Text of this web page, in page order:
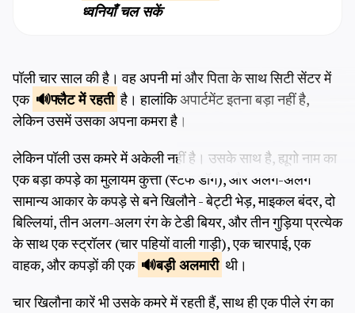
ध्वनियाँ चल सकें
पॉली चार साल की है। वह अपनी मां और पिता के साथ सिटी सेंटर में
एक
फ्लैट मेंरहती है। हालांकि अपार्टमेंट इतना बड़ा नहीं है,
लेकिन उसमें उसका अपना कमरा है।
लेकिन पॉली उस कमरे में अकेली नहीं है। उसके साथ है, ह्यूगो नाम का
एक बड़ा कपड़े का मुलायम कुत्ता (स्टफ डॉग), और अलग-अलग
सामान्य आकार के कपड़े से बने खिलौने - बेट्टी भेड़, माइकल बंदर, दो
बिल्लियां, तीन अलग-अलग रंग के टेडी बियर, और तीन गुड़िया प्रत्येक
के साथ एक स्ट्रॉलर (चार पहियों वाली गाड़ी), एक चारपाई, एक
वाहक, और कपड़ों की एक
बड़ीअलमारी थी।
चार खिलौना कारें भी उसके कमरे में रहती हैं, साथ ही एक पीले रंग का